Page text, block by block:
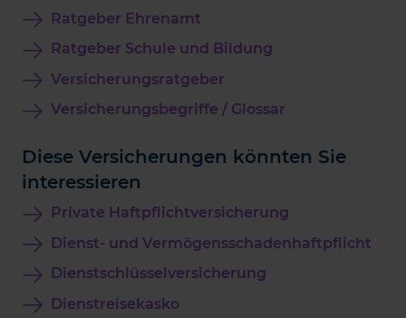
Ratgeber Ehrenamt
Ratgeber Schule und Bildung
Versicherungsratgeber
Versicherungsbegriffe / Glossar
Diese Versicherungen könnten Sie
interessieren
Private Haftpflichtversicherung
Dienst- und Vermögensschadenhaftpflicht
Dienstschlüsselversicherung
Dienstreisekasko